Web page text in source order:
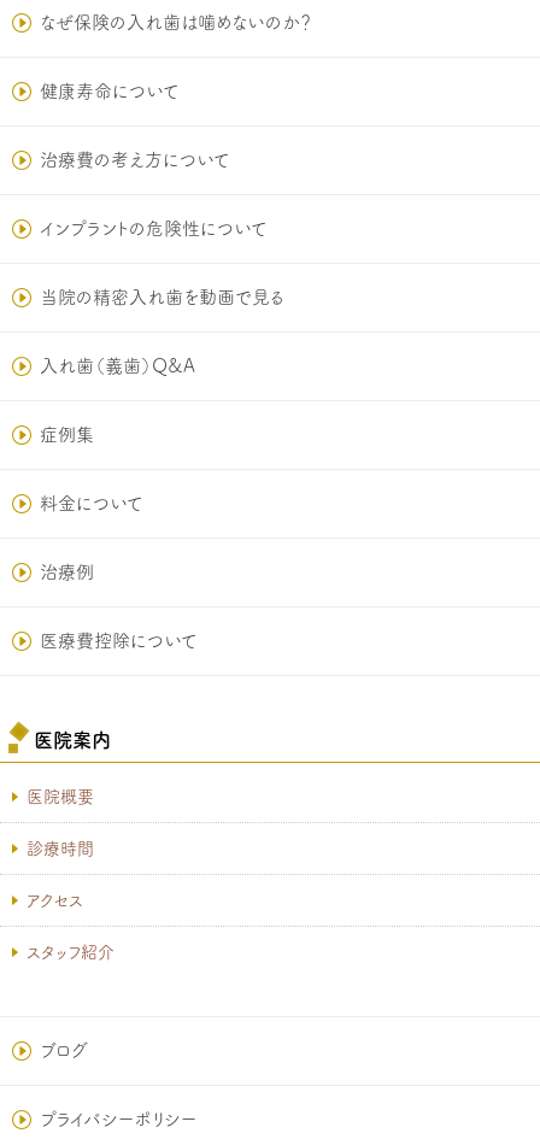
なぜ保険の入れ歯は噛めないのか？
健康寿命について
治療費の考え方について
インプラントの危険性について
当院の精密入れ歯を動画で見る
入れ歯（義歯）Q&A
症例集
料金について
治療例
医療費控除について
医院案内
医院概要
診療時間
アクセス
スタッフ紹介
ブログ
プライバシーポリシー